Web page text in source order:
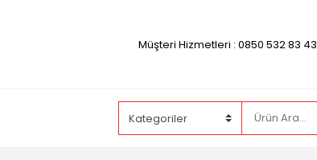
Müşteri Hizmetleri : 0850 532 83 43